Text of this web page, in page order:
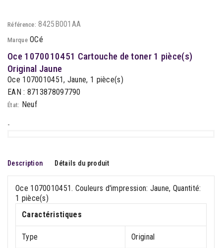
Référence: 8425B001AA
Marque OCé
Oce 1070010451 Cartouche de toner 1 pièce(s)
Original Jaune
Oce 1070010451, Jaune, 1 pièce(s)
EAN : 8713878097790
État: Neuf
-
Description Détails du produit
Oce 1070010451. Couleurs d'impression: Jaune, Quantité:
1 pièce(s)
Caractéristiques
Type Original